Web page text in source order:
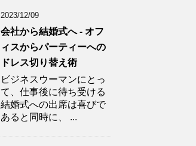
2023/12/09
会社から結婚式へ - オフ
ィスからパーティーへの
ドレス切り替え術
ビジネスウーマンにとっ
て、仕事後に待ち受ける
結婚式への出席は喜びで
あると同時に、 ...